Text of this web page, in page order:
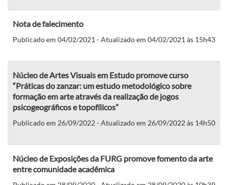
Nota de falecimento
Publicado em 04/02/2021 - Atualizado em 04/02/2021 às 15h43
Núcleo de Artes Visuais em Estudo promove curso
“Práticas do zanzar: um estudo metodológico sobre
formação em arte através da realização de jogos
psicogeográficos e topofílicos”
Publicado em 26/09/2022 - Atualizado em 26/09/2022 às 14h50
Núcleo de Exposições da FURG promove fomento da arte
entre comunidade acadêmica